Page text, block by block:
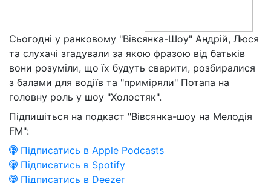
Сьогодні у ранковому "Вівсянка-Шоу" Андрій, Люся
та слухачі згадували за якою фразою від батьків
вони розуміли, що їх будуть сварити, розбиралися
з балами для водіїв та "приміряли" Потапа на
головну роль у шоу "Холостяк".
Підпишіться на подкаст "Вівсянка-шоу на Мелодія
FM":
Підписатись в Apple Podcasts
Підписатись в Spotify
Підписатись в Deezer